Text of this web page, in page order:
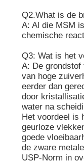
Q2.What is de
A: Al die MSM
chemische
Q3: Wat is het
A: De grondstof
van hoge
eerder dan
door
water na
Het voordeel is
geurloze
goede
de zware
USP-Norm in